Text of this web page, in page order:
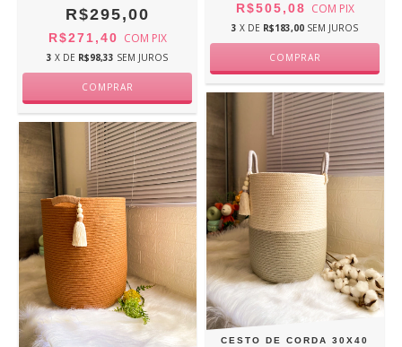
R$295,00
R$271,40 COM PIX
3 X DE R$98,33 SEM JUROS
R$505,08 COM PIX
3 X DE R$183,00 SEM JUROS
CESTO DE CORDA 30X40